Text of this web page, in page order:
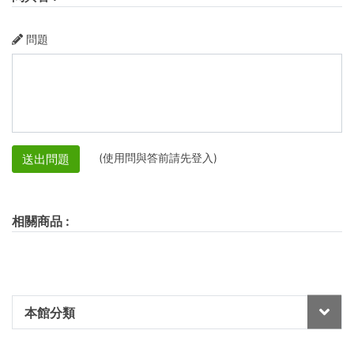
本館分類
問題
送出問題 (使用問與答前請先登入)
相關商品 :